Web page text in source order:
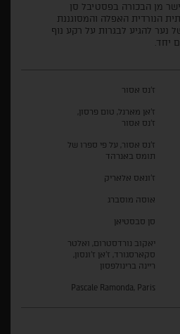
מן הבכורה בפסטיבל סן
הנורדית האפלה והמסוגננת
נער להגיע לבגרות על רקע נוף
יחד.
ז'נס אסור
ז'אן מארנל, טום פרסון,
ז'נס אסור
ז'נס אסור, על פי ספרו של
תומס באנרהד
ז'ונאס אלאריק
אוסה מוסברג
סן סבסטיאן
יאקוב נורדסטרום, ואלטר
סקארסגורד, ז'אן ז'ונסון,
ריינה ברינולפסון
Pascale Ramonda, Paris